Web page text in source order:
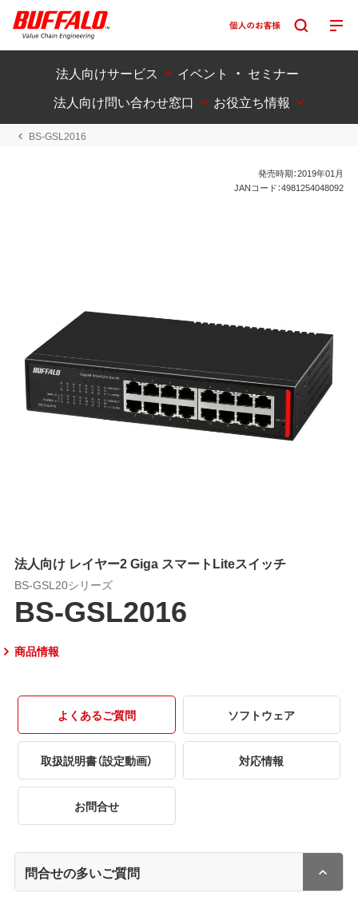
法人向けサービス
イベント ・ セミナー
法人向け問い合わせ窓口
お役立ち情報
BS-GSL2016
発売時期：2019年01月
JANコード：4981254048092
法人向け レイヤー2 Giga スマートLiteスイッチ
BS-GSL20シリーズ
BS-GSL2016
商品情報
よくあるご質問 ソフトウェア
取扱説明書（設定動画） 対応情報
お問合せ
問合せの多いご質問